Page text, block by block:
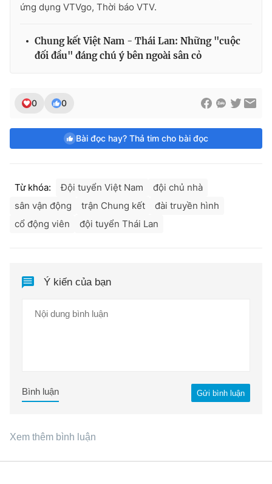
ứng dụng VTVgo, Thời báo VTV.
Chung kết Việt Nam - Thái Lan: Những "cuộc
đối đầu" đáng chú ý bên ngoài sân cỏ
0 0
Bài đọc hay? Thả tim cho bài đọc
Từ khóa: Đội tuyển Việt Nam
đội chủ nhà
sân vận động
trận Chung kết
đài truyền hình
cổ động viên
đội tuyển Thái Lan
Ý kiến của bạn
Gửi bình luận
Bình luận
Xem thêm bình luận